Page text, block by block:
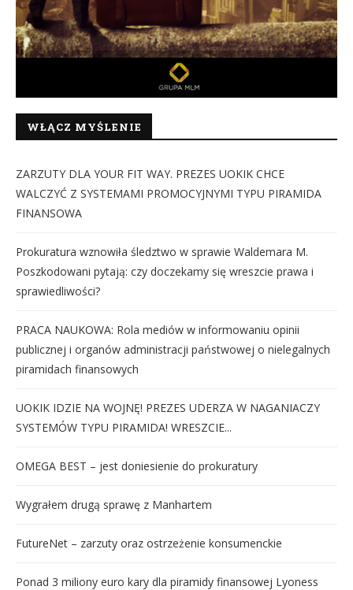
WŁĄCZ MYŚLENIE
ZARZUTY DLA YOUR FIT WAY. PREZES UOKIK CHCE
WALCZYĆ Z SYSTEMAMI PROMOCYJNYMI TYPU PIRAMIDA
FINANSOWA
Prokuratura wznowiła śledztwo w sprawie Waldemara M.
Poszkodowani pytają: czy doczekamy się wreszcie prawa i
sprawiedliwości?
PRACA NAUKOWA: Rola mediów w informowaniu opinii
publicznej i organów administracji państwowej o nielegalnych
piramidach finansowych
UOKIK IDZIE NA WOJNĘ! PREZES UDERZA W NAGANIACZY
SYSTEMÓW TYPU PIRAMIDA! WRESZCIE...
OMEGA BEST – jest doniesienie do prokuratury
Wygrałem drugą sprawę z Manhartem
FutureNet – zarzuty oraz ostrzeżenie konsumenckie
Ponad 3 miliony euro kary dla piramidy finansowej Lyoness